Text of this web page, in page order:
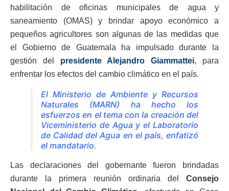
habilitación de oficinas municipales de agua y
saneamiento (OMAS) y brindar apoyo económico a
pequeños agricultores son algunas de las medidas que
el Gobierno de Guatemala ha impulsado durante la
gestión del presidente Alejandro Giammattei, para
enfrentar los efectos del cambio climático en el país.
El Ministerio de Ambiente y Recursos
Naturales (MARN) ha hecho los
esfuerzos en el tema con la creación del
Viceministerio de Agua y el Laboratorio
de Calidad del Agua en el país, enfatizó
el mandatario.
Las declaraciones del gobernante fueron brindadas
durante la primera reunión ordinaria del Consejo